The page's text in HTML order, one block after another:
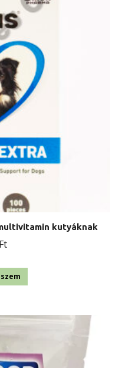
kutyáknak
Ft